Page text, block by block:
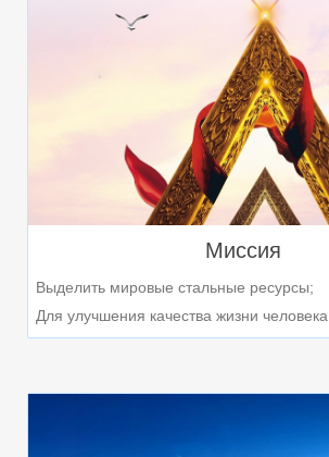
Миссия
Выделить мировые стальные ресурсы;
Для улучшения качества жизни человека